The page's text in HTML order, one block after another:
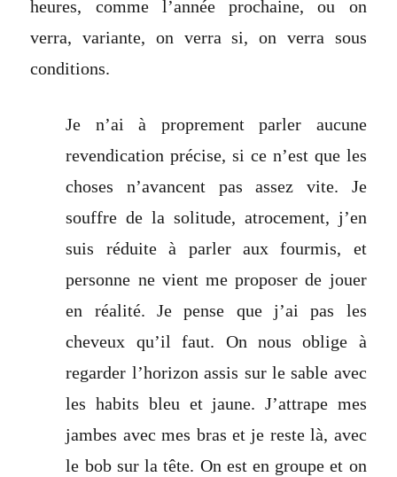
heures, comme l’année prochaine, ou on
verra, variante, on verra si, on verra sous
conditions.
Je n’ai à proprement parler aucune
revendication précise, si ce n’est que les
choses n’avancent pas assez vite. Je
souffre de la solitude, atrocement, j’en
suis réduite à parler aux fourmis, et
personne ne vient me proposer de jouer
en réalité. Je pense que j’ai pas les
cheveux qu’il faut. On nous oblige à
regarder l’horizon assis sur le sable avec
les habits bleu et jaune. J’attrape mes
jambes avec mes bras et je reste là, avec
le bob sur la tête. On est en groupe et on